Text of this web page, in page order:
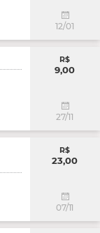
12/01
R$
9,00
27/11
R$
23,00
07/11